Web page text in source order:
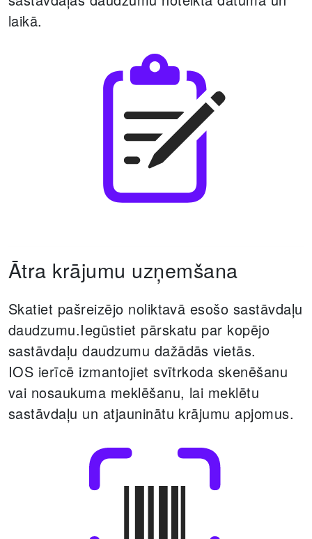
laikā.
Ātra krājumu uzņemšana
Skatiet pašreizējo noliktavā esošo sastāvdaļu
daudzumu.Iegūstiet pārskatu par kopējo
sastāvdaļu daudzumu dažādās vietās.
IOS ierīcē izmantojiet svītrkoda skenēšanu
vai nosaukuma meklēšanu, lai meklētu
sastāvdaļu un atjauninātu krājumu apjomus.